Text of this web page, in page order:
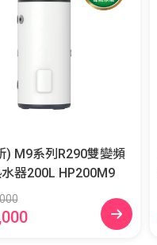
) M9系列R290雙變頻
熱泵熱水器200L HP200M9